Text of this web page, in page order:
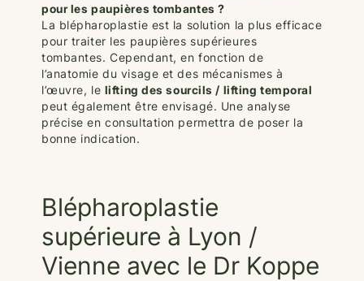
pour les paupières tombantes ?
La blépharoplastie est la solution la plus efficace
pour traiter les paupières supérieures
tombantes. Cependant, en fonction de
l’anatomie du visage et des mécanismes à
l’œuvre, le lifting des sourcils / lifting temporal
peut également être envisagé. Une analyse
précise en consultation permettra de poser la
bonne indication.
Blépharoplastie
supérieure à Lyon /
Vienne avec le Dr Koppe